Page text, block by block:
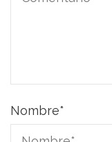
Nombre*